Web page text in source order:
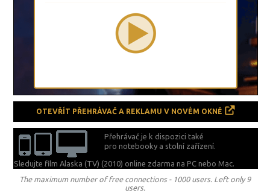
OTEVŘÍT PŘEHRÁVAČ A REKLAMU V NOVÉM OKNĚ
Přehrávač je k dispozici také
pro notebooky a stolní zařízení.
Sledujte film Alaska (TV) (2010) online zdarma naPC nebo Mac.
The maximum number of free connections - 1000 users. Left only 9
users.